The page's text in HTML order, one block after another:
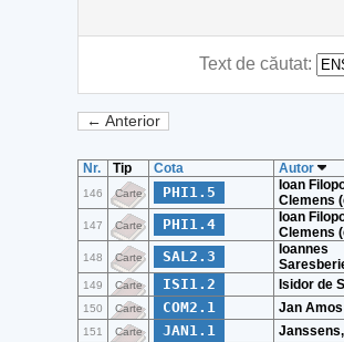
Text de căutat:
← Anterior
Nr. Tip Cota Autor
146 Carte PHI1.5
Ioan
Clemens
147 Carte PHI1.4
Ioan
Clemens
148 Carte SAL2.3
Ioannes
149 Carte ISI1.2 Isidor de
150 Carte COM2.1 Jan
151 Carte JAN1.1